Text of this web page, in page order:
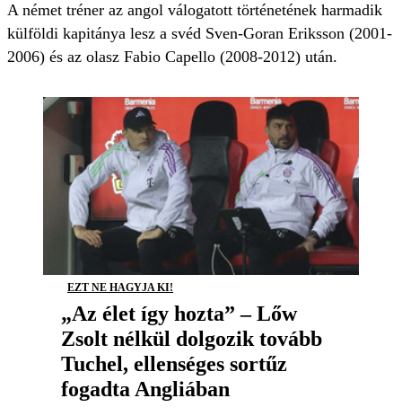
A német tréner az angol válogatott történetének harmadik
külföldi kapitánya lesz a svéd Sven-Goran Eriksson (2001-
2006) és az olasz Fabio Capello (2008-2012) után.
EZT NE HAGYJA KI!
„Az élet így hozta” – Lőw
Zsolt nélkül dolgozik tovább
Tuchel, ellenséges sortűz
fogadta Angliában